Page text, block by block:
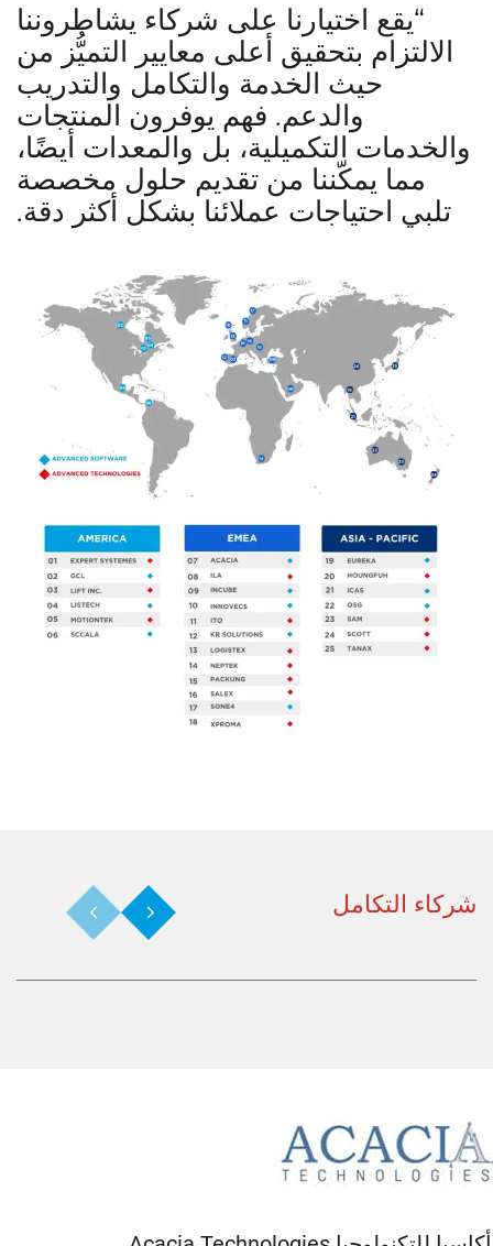
“يقع اختيارنا على شركاء يشاطروننا
الالتزام بتحقيق أعلى معايير التميُّز من
حيث الخدمة والتكامل والتدريب
والدعم. فهم يوفرون المنتجات
التكميلية، بل والمعدات أيضًا،
مما يمكّننا من تقديم حلول مخصصة
تلبي احتياجات عملائنا بشكل أكثر دقة.
التكامل Previous Next